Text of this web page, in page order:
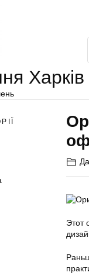
Харків
Этот